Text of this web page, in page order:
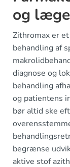
og
Zithromax er
behandling af
diagnose og
behandling
og patientens
bør altid ske
begrænse
aktive stof